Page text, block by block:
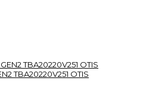
TBA20220V251 OTIS